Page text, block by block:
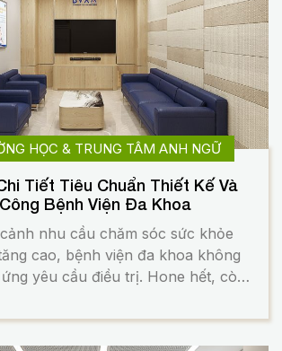
HỌC & TRUNG TÂM ANH NGỮ
Tiết Tiêu Chuẩn Thiết Kế Và
Bệnh Viện Đa Khoa
nhu cầu chăm sóc sức khỏe
cao, bệnh viện đa khoa không
yêu cầu điều trị. Hone hết, còn
dài. Chính vì vậy, thiết kế và thi
bệnh viện luôn là […]